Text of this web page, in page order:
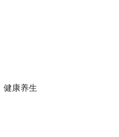
健康养生